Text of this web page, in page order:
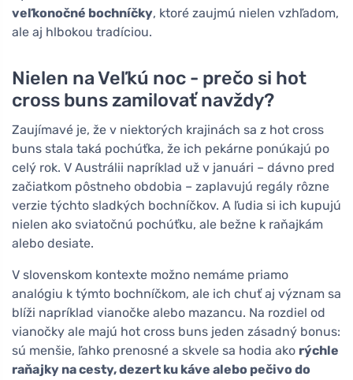
veľkonočné bochníčky, ktoré zaujmú nielen vzhľadom,
ale aj hlbokou tradíciou.
Nielen na Veľkú noc - prečo si hot
cross buns zamilovať navždy?
Zaujímavé je, že v niektorých krajinách sa z hot cross
buns stala taká pochúťka, že ich pekárne ponúkajú po
celý rok. V Austrálii napríklad už v januári – dávno pred
začiatkom pôstneho obdobia – zaplavujú regály rôzne
verzie týchto sladkých bochníčkov. A ľudia si ich kupujú
nielen ako sviatočnú pochúťku, ale bežne k raňajkám
alebo desiate.
V slovenskom kontexte možno nemáme priamo
analógiu k týmto bochníčkom, ale ich chuť aj význam sa
blíži napríklad vianočke alebo mazancu. Na rozdiel od
vianočky ale majú hot cross buns jeden zásadný bonus:
sú menšie, ľahko prenosné a skvele sa hodia ako rýchle
raňajky na cesty, dezert ku káve alebo pečivo do